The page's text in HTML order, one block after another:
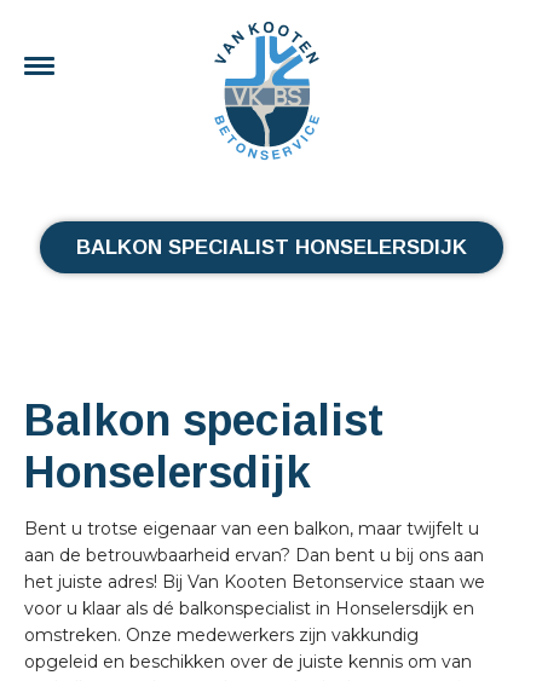
BALKON SPECIALIST HONSELERSDIJK
Balkon specialist
Honselersdijk
Bent u trotse eigenaar van een balkon, maar twijfelt u
aan de betrouwbaarheid ervan? Dan bent u bij ons aan
het juiste adres! Bij Van Kooten Betonservice staan we
voor u klaar als dé balkonspecialist in Honselersdijk en
omstreken. Onze medewerkers zijn vakkundig
opgeleid en beschikken over de juiste kennis om van